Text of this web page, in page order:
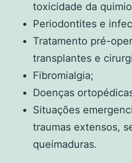
toxicidade da
Periodontites e
Tratamento pré-
transplantes e
Fibromialgia;
Doenças
Situações
traumas extensos,
queimaduras.